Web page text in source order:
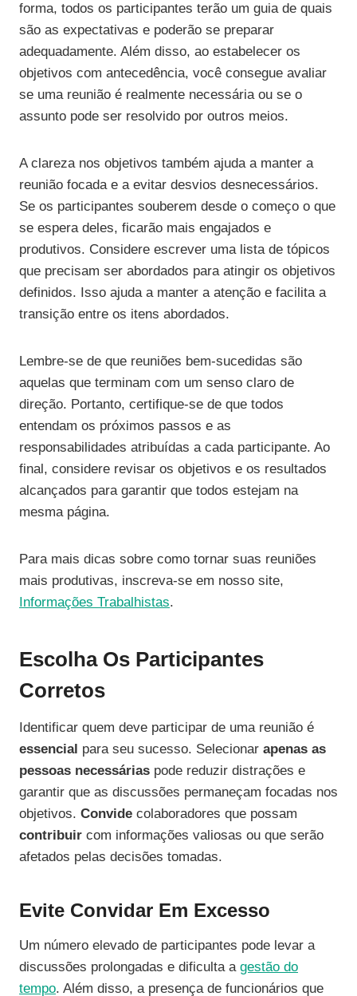
forma, todos os participantes terão um guia de quais
são as expectativas e poderão se preparar
adequadamente. Além disso, ao estabelecer os
objetivos com antecedência, você consegue avaliar
se uma reunião é realmente necessária ou se o
assunto pode ser resolvido por outros meios.
A clareza nos objetivos também ajuda a manter a
reunião focada e a evitar desvios desnecessários.
Se os participantes souberem desde o começo o que
se espera deles, ficarão mais engajados e
produtivos. Considere escrever uma lista de tópicos
que precisam ser abordados para atingir os objetivos
definidos. Isso ajuda a manter a atenção e facilita a
transição entre os itens abordados.
Lembre-se de que reuniões bem-sucedidas são
aquelas que terminam com um senso claro de
direção. Portanto, certifique-se de que todos
entendam os próximos passos e as
responsabilidades atribuídas a cada participante. Ao
final, considere revisar os objetivos e os resultados
alcançados para garantir que todos estejam na
mesma página.
Para mais dicas sobre como tornar suas reuniões
mais produtivas, inscreva-se em nosso site,
Informações Trabalhistas.
Escolha Os Participantes
Corretos
Identificar quem deve participar de uma reunião é
essencial para seu sucesso. Selecionar apenas as
pessoas necessárias pode reduzir distrações e
garantir que as discussões permaneçam focadas nos
objetivos. Convide colaboradores que possam
contribuir com informações valiosas ou que serão
afetados pelas decisões tomadas.
Evite Convidar Em Excesso
Um número elevado de participantes pode levar a
discussões prolongadas e dificulta a gestão do
tempo. Além disso, a presença de funcionários que